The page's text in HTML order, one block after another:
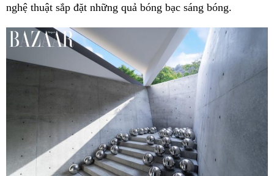
nghệ thuật sắp đặt những quả bóng bạc sáng bóng.